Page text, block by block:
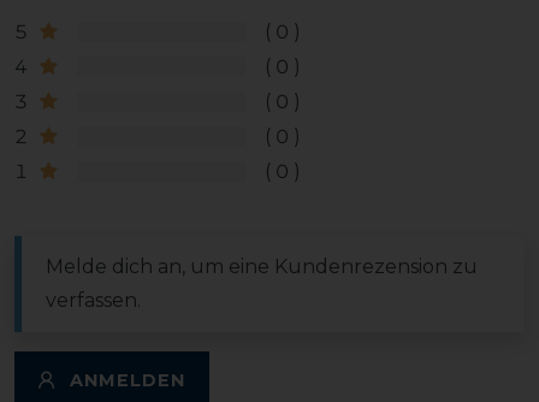
5
0
4
0
3
0
2
0
1
0
Melde dich an, um eine Kundenrezension zu
verfassen.
ANMELDEN